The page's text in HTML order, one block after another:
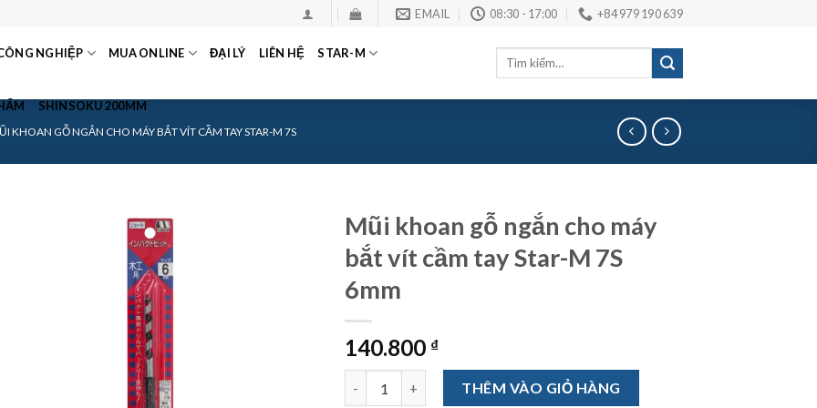
EMAIL 08:30 - 17:00 +84 979 190 639
NGHIỆP MUA ONLINE ĐẠI LÝ LIÊN HỆ STAR-M
SHINSOKU 200MM
Tìm
KHOAN GỖ NGẮN CHO MÁY BẮT VÍT CẦM TAY STAR-M 7S
Mũi khoan gỗ ngắn cho máy
bắt vít cầm tay Star-M 7S
6mm
140.800 ₫
Mũi khoan gỗ ngắn cho máy bắt vít cầm tay Star-M 7S 6mm số lượng
THÊM VÀO GIỎ HÀNG